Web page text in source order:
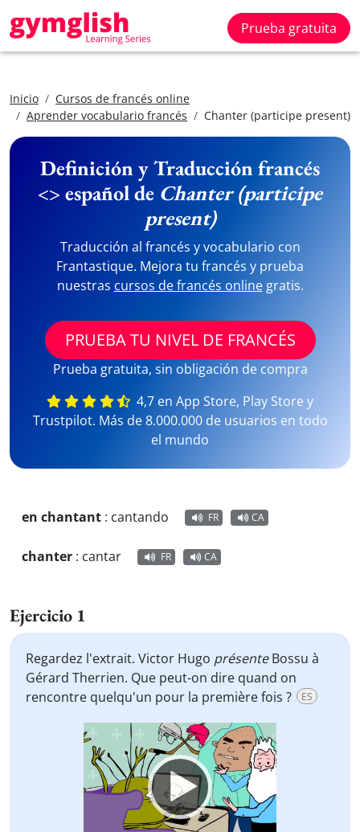
Prueba gratuita
Inicio
Cursos de francés online
Aprender vocabulario francés
Chanter (participe present)
Definición y Traducción francés
<> español de Chanter (participe
present)
Traducción al francés y vocabulario con
Frantastique. Mejora tu francés y prueba
nuestras cursos de francés onlinegratis.
PRUEBA TU NIVEL DE FRANCÉS
Prueba gratuita, sin obligación de compra
4,7 en App Store, Play Store y
Trustpilot. Más de 8.000.000 de usuarios en todo
el mundo
en chantant : cantando FR CA
chanter : cantar FR CA
Ejercicio 1
Regardez l'extrait. Victor Hugo présenteBossu à
Gérard Therrien. Que peut-on dire quand on
rencontre quelqu'un pour la première fois ?
ES
Video
Player